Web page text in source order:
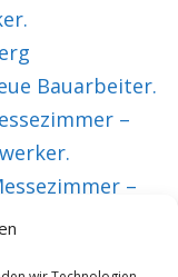
Bauarbeiter.
–
–